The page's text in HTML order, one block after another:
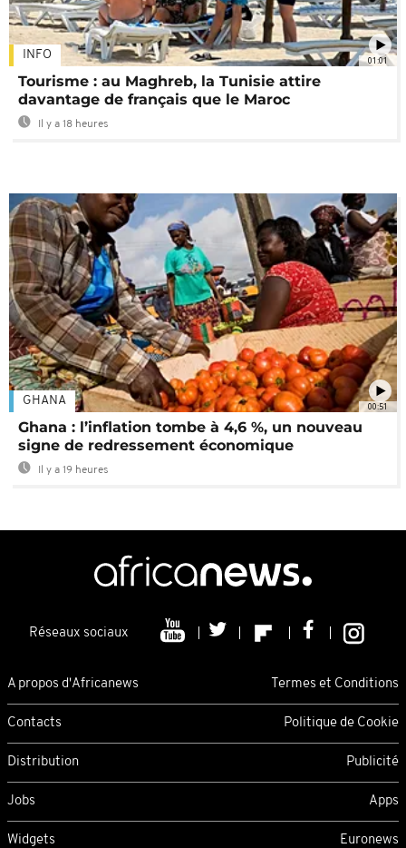
01:01
INFO
Tourisme : au Maghreb, la Tunisie attire
davantage de français que le Maroc
Il y a 18 heures
00:51
GHANA
Ghana : l’inflation tombe à 4,6 %, un nouveau
signe de redressement économique
Il y a 19 heures
Réseaux sociaux
A propos d'Africanews Termes et Conditions
Contacts Politique de Cookie
Distribution Publicité
Jobs Apps
Widgets Euronews